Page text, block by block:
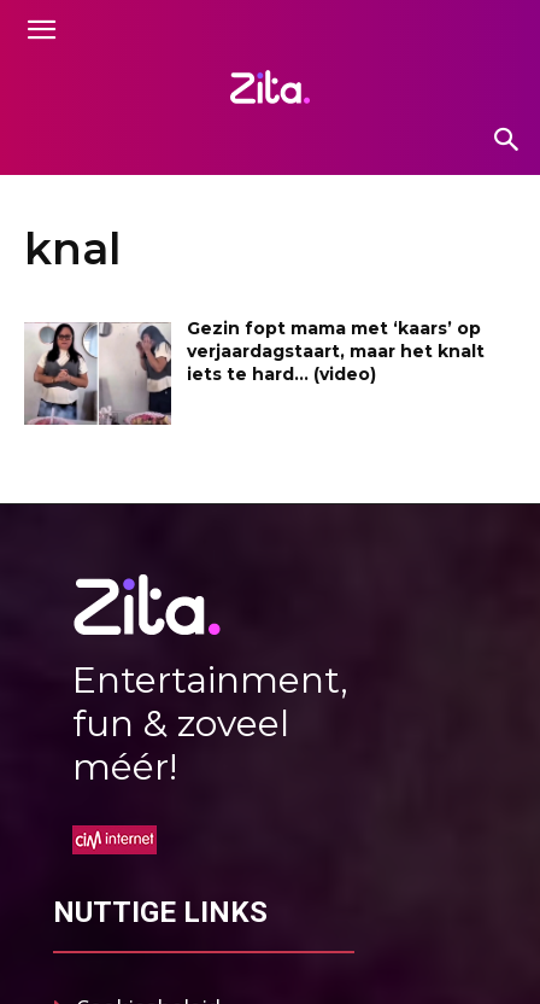
knal
Gezin fopt mama met ‘kaars’ op
verjaardagstaart, maar het knalt
iets te hard… (video)
Entertainment,
fun & zoveel
méér!
NUTTIGE LINKS